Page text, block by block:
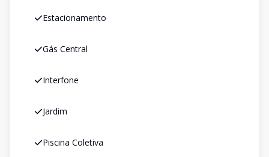
Estacionamento
Gás Central
Interfone
Jardim
Piscina Coletiva